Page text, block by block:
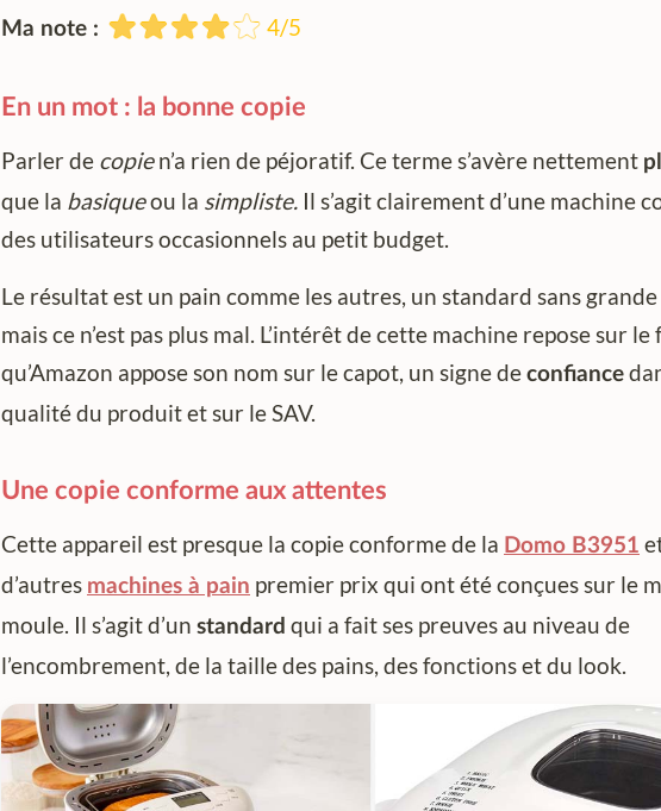
Ma note : 4/5
En un mot : la bonne copie
Parler de copien’a rien de péjoratif. Ce terme s’avère nettement
que la basiqueou la simpliste. Il s’agit clairement d’une machine
des utilisateurs occasionnels au petit budget.
Le résultat est un pain comme les autres, un standard sans
mais ce n’est pas plus mal. L’intérêt de cette machine repose sur le
qu’Amazon appose son nom sur le capot, un signe de confiance
qualité du produit et sur le SAV.
Une copie conforme aux attentes
Cette appareil est presque la copie conforme de la Domo B3951
d’autres machines à pain premier prix qui ont été conçues sur le
moule. Il s’agit d’un standard qui a fait ses preuves au niveau de
l’encombrement, de la taille des pains, des fonctions et du look.